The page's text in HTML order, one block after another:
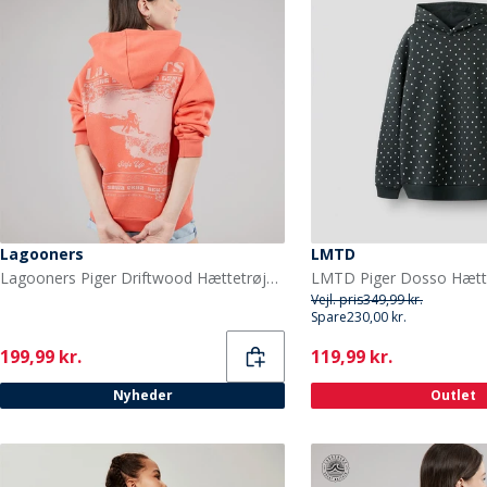
Lagooners
Lagooners Piger Driftwood Hættetrøje Mandarin
Current
199,99 kr.
Nyheder
LMTD
Vejl. pris349,99 kr.
Spare230,00 kr.
Current
119,99 kr.
Outlet